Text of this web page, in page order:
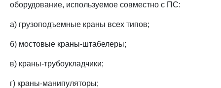
оборудование, используемое совместно с ПС:
а) грузоподъемные краны всех типов;
б) мостовые краны-штабелеры;
в) краны-трубоукладчики;
г) краны-манипуляторы;